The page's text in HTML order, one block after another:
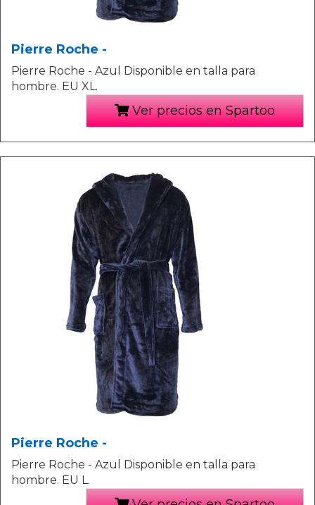
Pierre Roche -
Pierre Roche - Azul Disponible en talla para
hombre. EU XL.
Ver precios en Spartoo
Pierre Roche -
Pierre Roche - Azul Disponible en talla para
hombre. EU L.